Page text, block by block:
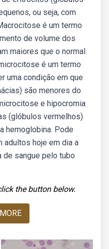
ou seja, com
é um termo
de volume dos
maiores que o normal.
é um termo
uma condição em que
são menores do
e hipocromia
(glóbulos vermelhos)
hemoglobina. Pode
adultos hoje em dia a
de sangue pelo tubo
the button below.